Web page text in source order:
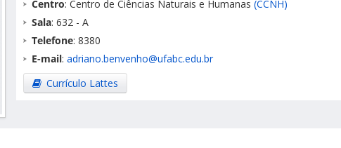
Centro: Centro de Ciências Naturais e Humanas (CCNH)
Sala: 632 - A
Telefone: 8380
E-mail: adriano.benvenho@ufabc.edu.br
Currículo Lattes